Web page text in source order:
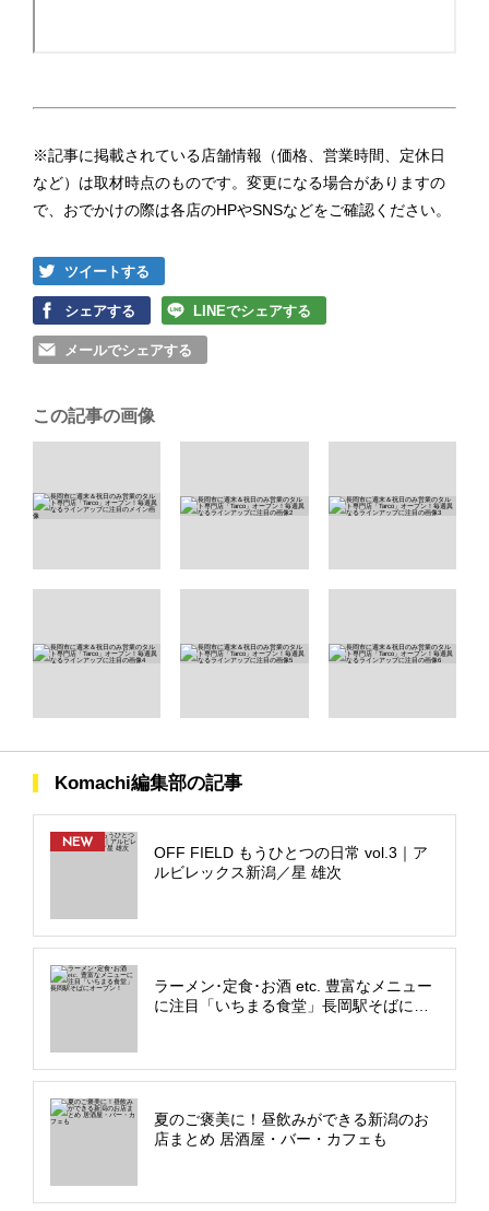
※記事に掲載されている店舗情報（価格、営業時間、定休日
など）は取材時点のものです。変更になる場合がありますの
で、おでかけの際は各店のHPやSNSなどをご確認ください。
ツイートする
シェアする LINEでシェアする
メールでシェアする
この記事の画像
Komachi編集部の記事
NEW
OFF FIELD もうひとつの日常 vol.3｜ア
ルビレックス新潟／星 雄次
ラーメン･定食･お酒 etc. 豊富なメニュー
に注目「いちまる食堂」長岡駅そばにオ
夏のご褒美に！昼飲みができる新潟のお
店まとめ 居酒屋・バー・カフェも